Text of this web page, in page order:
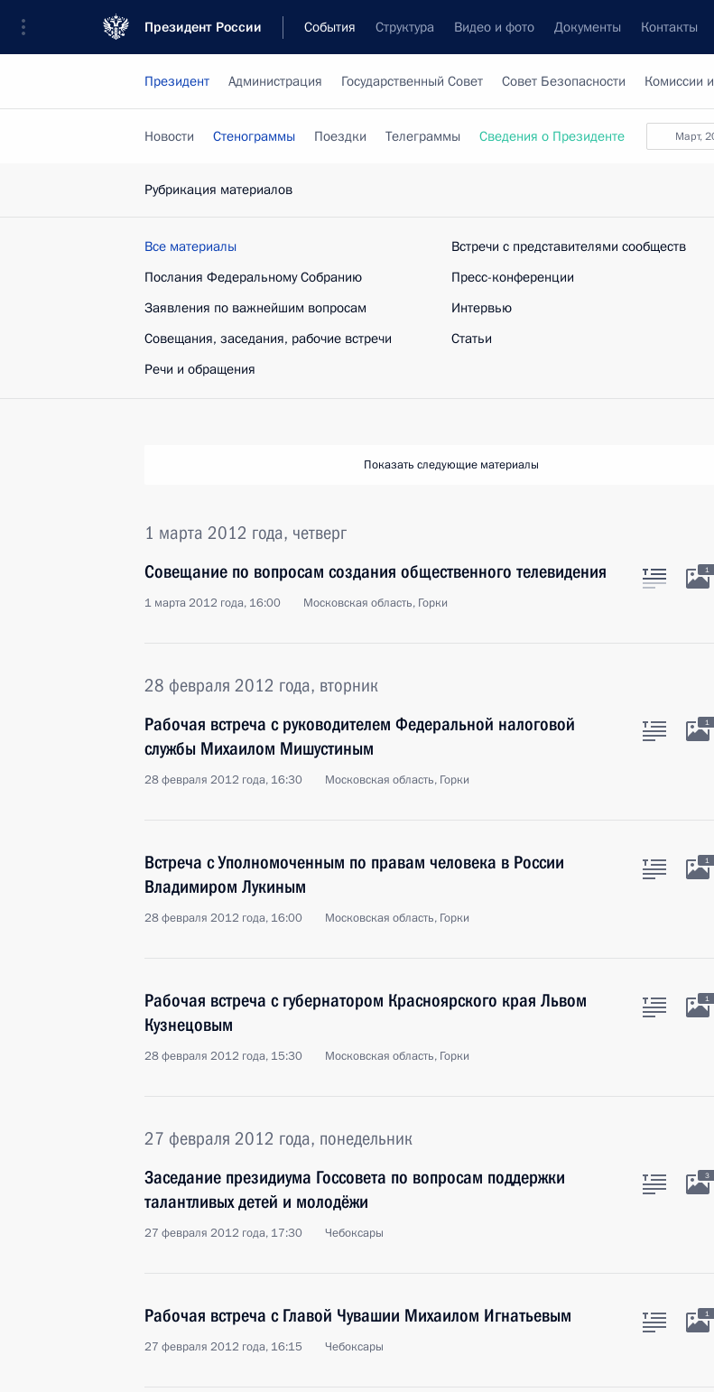
Президент России События Структура Видео и фото Документы Контакты
Президент Администрация Государственный Совет Совет Безопасности Комиссии
март,
Новости Стенограммы Поездки Телеграммы Сведения о Президенте
Рубрикация материалов
Все материалы
Послания Федеральному Собранию
Заявления по важнейшим вопросам
Совещания, заседания, рабочие встречи
Речи и обращения
Встречи с представителями сообществ
Пресс-конференции
Интервью
Статьи
Показать следующие материалы
1 марта 2012 года, четверг
Совещание по вопросам создания общественного телевидения
1 марта 2012 года, 16:00 Московская область, Горки
1
28 февраля 2012 года, вторник
Рабочая встреча с руководителем Федеральной налоговой
службы Михаилом Мишустиным
28 февраля 2012 года, 16:30 Московская область, Горки
1
Встреча с Уполномоченным по правам человека в России
Владимиром Лукиным
28 февраля 2012 года, 16:00 Московская область, Горки
1
Рабочая встреча с губернатором Красноярского края Львом
Кузнецовым
28 февраля 2012 года, 15:30 Московская область, Горки
1
27 февраля 2012 года, понедельник
Заседание президиума Госсовета по вопросам поддержки
талантливых детей и молодёжи
27 февраля 2012 года, 17:30 Чебоксары
3
Рабочая встреча с Главой Чувашии Михаилом Игнатьевым
27 февраля 2012 года, 16:15 Чебоксары
1